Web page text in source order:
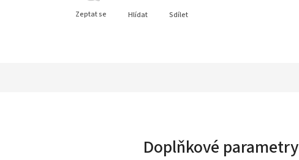
Zeptat se Hlídat Sdílet
Doplňkové parametry